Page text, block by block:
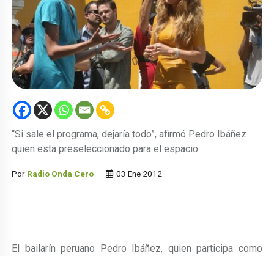
“Si sale el programa, dejaría todo”, afirmó Pedro Ibáñez
quien está preseleccionado para el espacio.
Por Radio Onda Cero 03 Ene 2012
El bailarín peruano Pedro Ibáñez, quien participa como